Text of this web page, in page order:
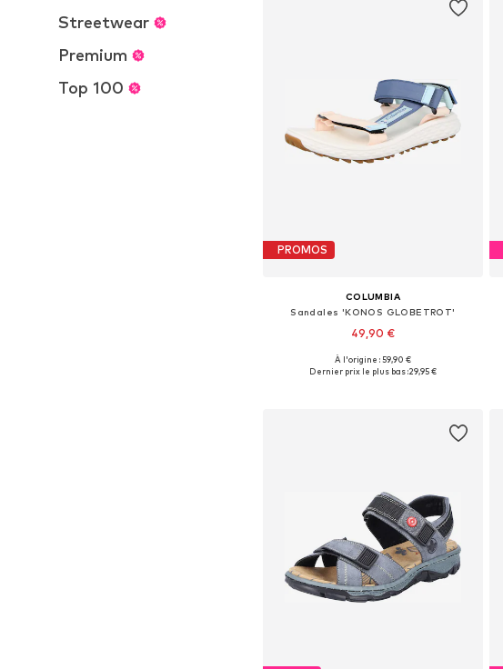
Streetwear
Premium
Top 100
PROMOS
COLUMBIA
Sandales 'KONOS GLOBETROT'
49,90 €
Tailles disponibles: 37
À l'origine : 59,90 €
Dernier prix le plus bas :29,95 €